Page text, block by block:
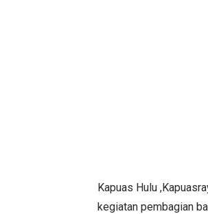
Kapuas Hulu
kegiatan pembagian